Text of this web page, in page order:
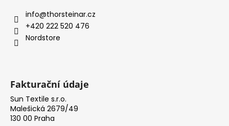
info@thorsteinar.cz
+420 222 520 476
Nordstore
Fakturační údaje
Sun Textile s.r.o.
Malešická 2679/49
130 00 Praha